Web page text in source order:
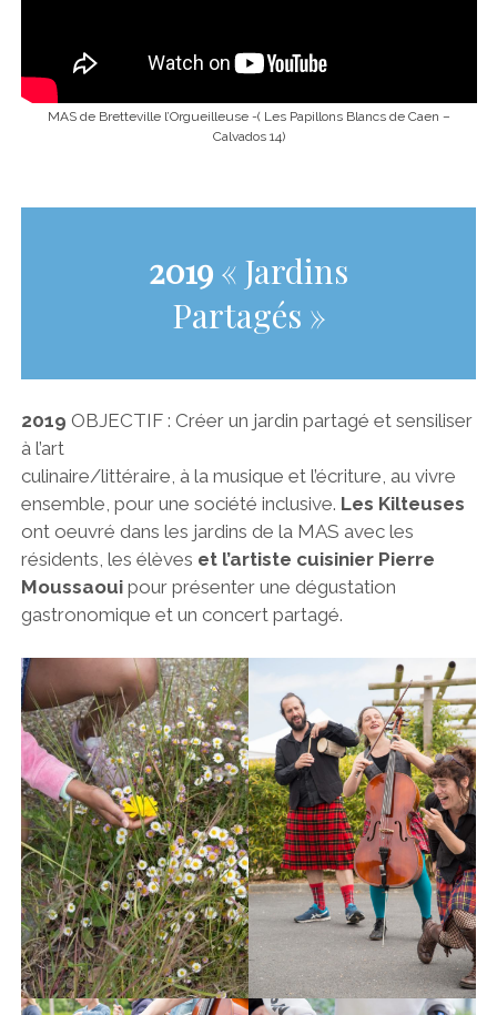
MAS de Bretteville l’Orgueilleuse -( Les Papillons Blancs de Caen –
Calvados 14)
2019 « Jardins
Partagés »
2019 OBJECTIF : Créer un jardin partagé et sensiliser
à l’art
culinaire/littéraire, à la musique et l’écriture, au vivre
ensemble, pour une société inclusive. Les Kilteuses
ont oeuvré dans les jardins de la MAS avec les
résidents, les élèves et l’artiste cuisinier Pierre
Moussaouipour présenter une dégustation
gastronomique et un concert partagé.